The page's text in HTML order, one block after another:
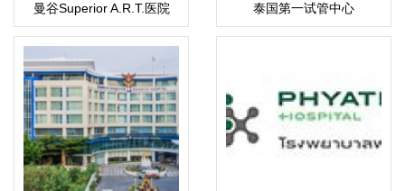
曼谷Superior A.R.T.医院 泰国第一试管中心